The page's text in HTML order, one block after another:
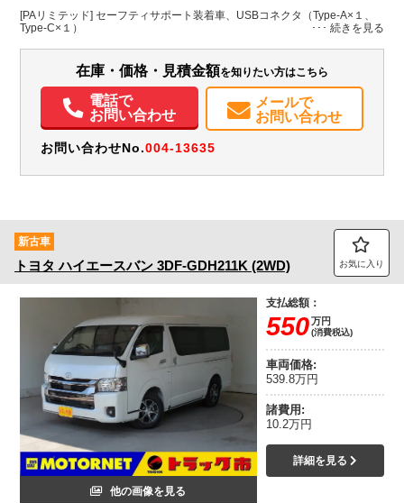
パワステ パワーウィンドウ ABS エアバッグ
集中ドアロック
記録簿（一部含む）
取扱説明書（一部含む） メンテナンスノート（保証書）
[PAリミテッド] セーフティサポート装着車、USBコネクタ（Type-A×１、
Type-C×１）
在庫・価格・見積金額を知りたい方はこちら
電話で
お問い合わせ
メールで
お問い合わせ
お問い合わせNo.004-13635
新古車
トヨタ ハイエースバン 3DF-GDH211K (2WD) お気に入り
他の画像を見る
支払総額：
550万円
(消費税込)
車両価格:
539.8万円
諸費用:
10.2万円
詳細を見る